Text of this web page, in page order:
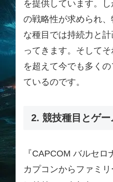
を提供しています。
の戦略性が求められ
な種目では持続力と
ってきます。そして
を超えて今でも多く
ているのです。
2. 競技種目とゲー
『CAPCOM バルセロ
カプコンからファミ